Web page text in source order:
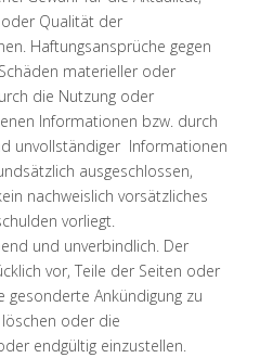
Qualität der
Haftungsansprüche gegen
materieller oder
die Nutzung oder
Informationen bzw. durch
unvollständiger Informationen
ausgeschlossen,
nachweislich vorsätzliches
vorliegt.
und unverbindlich. Der
vor, Teile der Seiten oder
Ankündigung zu
oder die
endgültig einzustellen.